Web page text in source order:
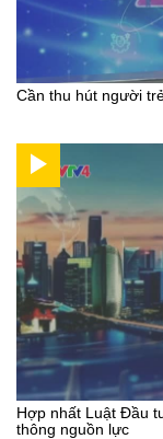
Cần thu hút người
Hợp nhất Luật Đầu
thông nguồn lực